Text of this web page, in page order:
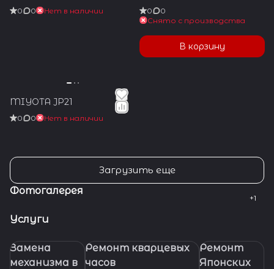
0 0 Нет в наличии 0
0
Снято с производства
В корзину
MIYOTA JP21
0 0 Нет в наличии
Загрузить еще
Фотогалерея
Услуги
Замена
механизма в
Ремонт кварцевых
часов
Ремонт
Японских